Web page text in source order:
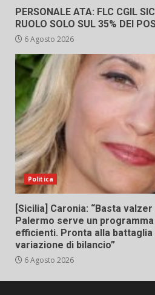
PERSONALE ATA: FLC CGIL
RUOLO SOLO SUL 35% DEI
6 Agosto 2026
Politica
[Sicilia] Caronia: “Basta
Palermo serve un
efficienti. Pronta alla battaglia
variazione di bilancio”
6 Agosto 2026